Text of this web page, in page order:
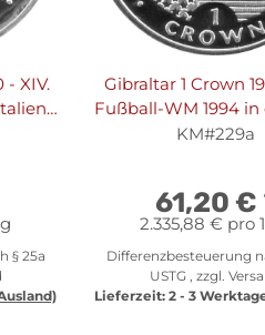
- XIV.
§ 25a
Gibraltar 1 Crown
Fußball-WM 1994 in
"Spielszene" -
KM#229a
61,20 €
2.335,88 € pro
Differenzbesteuerung
USTG , zzgl.
Lieferzeit: 2 - 3